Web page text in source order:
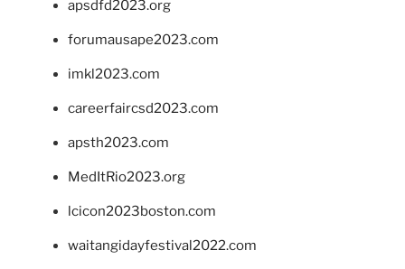
apsdfd2023.org
forumausape2023.com
imkl2023.com
careerfaircsd2023.com
apsth2023.com
MedItRio2023.org
lcicon2023boston.com
waitangidayfestival2022.com